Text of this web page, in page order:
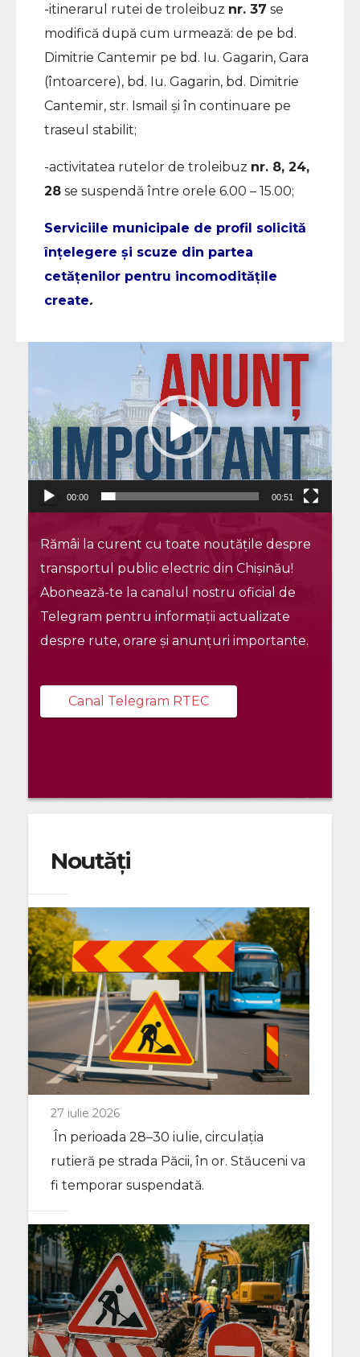
-itinerarul rutei de troleibuz nr. 37 se
modifică după cum urmează: de pe bd.
Dimitrie Cantemir pe bd. Iu. Gagarin, Gara
(întoarcere), bd. Iu. Gagarin, bd. Dimitrie
Cantemir, str. Ismail și în continuare pe
traseul stabilit;
-activitatea rutelor de troleibuz nr. 8, 24,
28 se suspendă între orele 6.00 – 15.00;
Serviciile municipale de profil solicită
înțelegere și scuze din partea
cetățenilor pentru incomoditățile
create.
00:00 00:51
Rămâi la curent cu toate noutățile despre
transportul public electric din Chișinău!
Abonează-te la canalul nostru oficial de
Telegram pentru informații actualizate
despre rute, orare și anunțuri importante.
Canal Telegram RTEC
Noutăți
27 iulie 2026
În perioada 28–30 iulie, circulația
rutieră pe strada Păcii, în or. Stăuceni va
fi temporar suspendată.